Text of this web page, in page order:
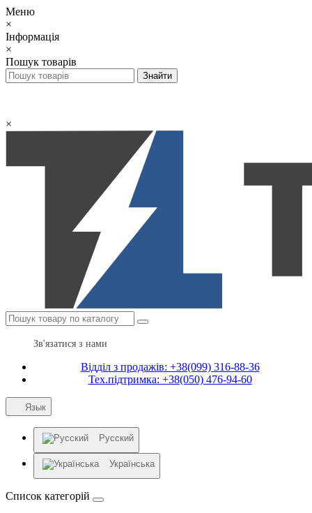
Меню
×
Інформація
×
Пошук товарів
×
Зв'язатися з нами
Відділ з продажів: +38(099) 316-88-36
Тех.підтримка: +38(050) 476-94-60
Язык
Русский
Українська
Список категорій